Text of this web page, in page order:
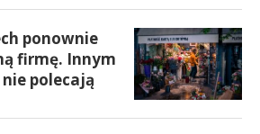
ponownie
firmę. Innym
polecają